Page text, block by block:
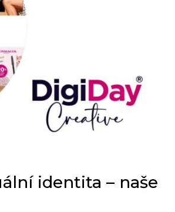
identita – naše